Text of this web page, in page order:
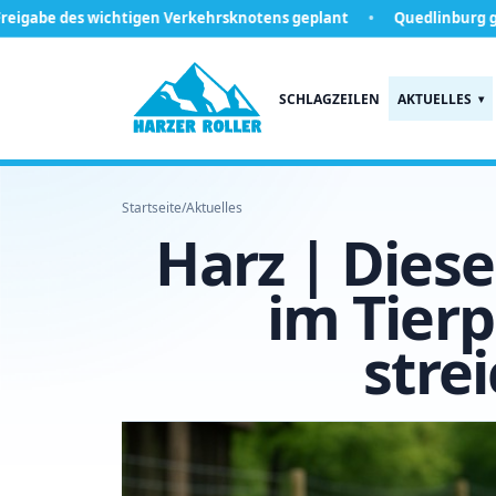
wichtigen Verkehrsknotens geplant Quedlinburg gewinnt
SCHLAGZEILEN AKTUELLES
Startseite/Aktuelles
Harz |
im